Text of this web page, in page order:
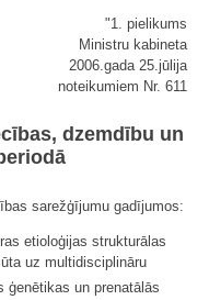
"1. pielikums
Ministru kabineta
2006.gada 25.jūlija
noteikumiem Nr. 611
dzemdību un
sarežģījumu gadījumos:
etioloģijas strukturālas
uz multidisciplināru
ģenētikas un prenatālās